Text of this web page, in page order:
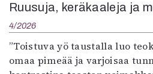
Ruusuja, keräkaaleja ja
4/2026
”Toistuva yö taustalla luo
omaa pimeää ja varjoisaa